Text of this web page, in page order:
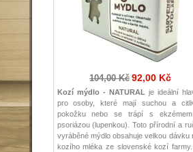
104,00 Kč 92,00 Kč
Kozí mýdlo - NATURAL je ideální
pro osoby, které mají suchou a
pokožku nebo se trápí s
psoriázou (lupenkou). Toto přírodní a
vyráběné mýdlo obsahuje velkou dávku
kozího mléka ze slovenské kozí